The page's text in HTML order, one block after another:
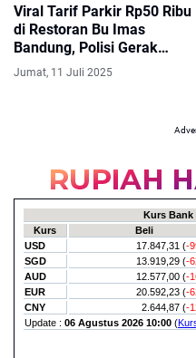
Viral Tarif Parkir Rp50 Ribu
di Restoran Bu Imas
Bandung, Polisi Gerak
Cepat Amankan Jukir Liar
Jumat, 11 Juli 2025